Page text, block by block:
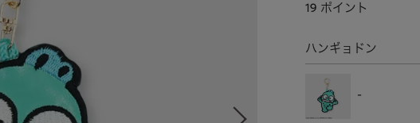
19 ポイント
ハンギョドン
-